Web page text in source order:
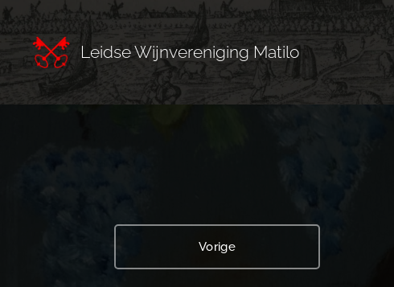
Leidse Wijnvereniging Matilo
Vorige